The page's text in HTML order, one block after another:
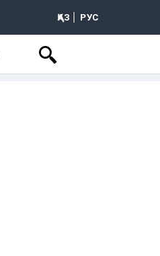
ҚАЗ РУС